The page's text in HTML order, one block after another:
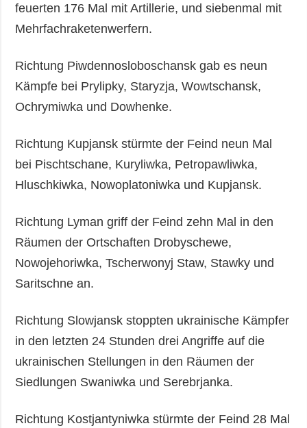
feuerten 176 Mal mit Artillerie, und siebenmal mit
Mehrfachraketenwerfern.
Richtung Piwdennosloboschansk gab es neun
Kämpfe bei Prylipky, Staryzja, Wowtschansk,
Ochrymiwka und Dowhenke.
Richtung Kupjansk stürmte der Feind neun Mal
bei Pischtschane, Kuryliwka, Petropawliwka,
Hluschkiwka, Nowoplatoniwka und Kupjansk.
Richtung Lyman griff der Feind zehn Mal in den
Räumen der Ortschaften Drobyschewe,
Nowojehoriwka, Tscherwonyj Staw, Stawky und
Saritschne an.
Richtung Slowjansk stoppten ukrainische Kämpfer
in den letzten 24 Stunden drei Angriffe auf die
ukrainischen Stellungen in den Räumen der
Siedlungen Swaniwka und Serebrjanka.
Richtung Kostjantyniwka stürmte der Feind 28 Mal